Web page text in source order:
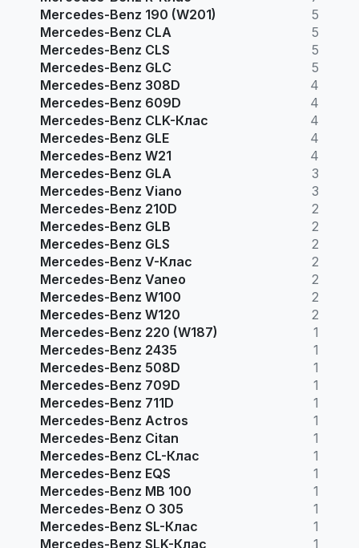
Mercedes-Benz 190 (W201)
5
Mercedes-Benz CLA
5
Mercedes-Benz CLS
5
Mercedes-Benz GLC
5
Mercedes-Benz 308D
4
Mercedes-Benz 609D
4
Mercedes-Benz CLK-Клас
4
Mercedes-Benz GLE
4
Mercedes-Benz W21
4
Mercedes-Benz GLA
3
Mercedes-Benz Viano
3
Mercedes-Benz 210D
2
Mercedes-Benz GLB
2
Mercedes-Benz GLS
2
Mercedes-Benz V-Клас
2
Mercedes-Benz Vaneo
2
Mercedes-Benz W100
2
Mercedes-Benz W120
2
Mercedes-Benz 220 (W187)
1
Mercedes-Benz 2435
1
Mercedes-Benz 508D
1
Mercedes-Benz 709D
1
Mercedes-Benz 711D
1
Mercedes-Benz Actros
1
Mercedes-Benz Citan
1
Mercedes-Benz CL-Клас
1
Mercedes-Benz EQS
1
Mercedes-Benz MB 100
1
Mercedes-Benz O 305
1
Mercedes-Benz SL-Клас
1
Mercedes-Benz SLK-Клас
1